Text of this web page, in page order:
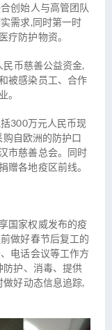
创始人与高管团队
需求,同时第一时
疗防护物资。
币慈善公益资金,
被感染员工、合作
。
300万元人民币现
自欧洲的防护口
市慈善总会。同时
赠各地疫区前线。
国家权威发布的疫
做好春节后复工的
电话会议等工作方
防护、消毒、提供
好动态信息追踪,